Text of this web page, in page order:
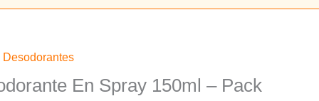
Desodorantes
En Spray 150ml – Pack